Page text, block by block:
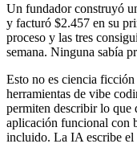
Un fundador construyó
y facturó $2.457 en su
proceso y las tres
semana. Ninguna sabía
Esto no es ciencia
herramientas de vibe
permiten describir lo que
aplicación funcional con
incluido. La IA escribe el